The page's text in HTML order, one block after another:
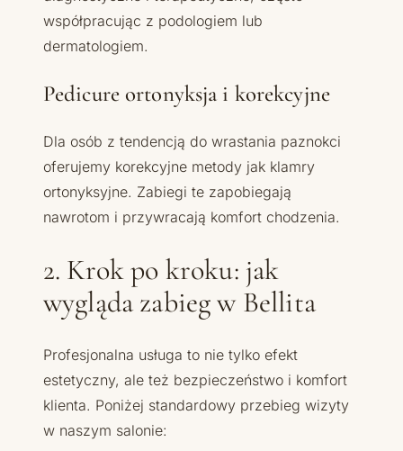
współpracując z podologiem lub
dermatologiem.
Pedicure ortonyksja i korekcyjne
Dla osób z tendencją do wrastania paznokci
oferujemy korekcyjne metody jak klamry
ortonyksyjne. Zabiegi te zapobiegają
nawrotom i przywracają komfort chodzenia.
2. Krok po kroku: jak
wygląda zabieg w Bellita
Profesjonalna usługa to nie tylko efekt
estetyczny, ale też bezpieczeństwo i komfort
klienta. Poniżej standardowy przebieg wizyty
w naszym salonie: